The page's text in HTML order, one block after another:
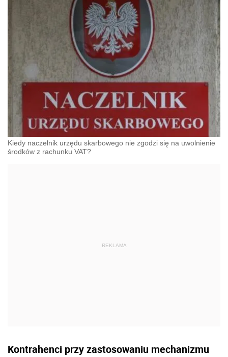
Kiedy naczelnik urzędu skarbowego nie zgodzi się na uwolnienie
środków z rachunku VAT?
Kontrahenci przy zastosowaniu mechanizmu